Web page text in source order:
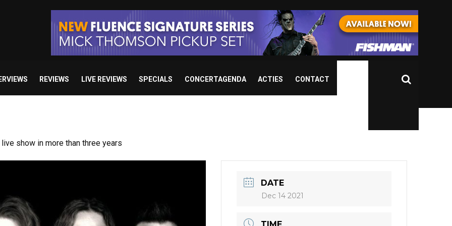
REVIEWS LIVE REVIEWS SPECIALS CONCERTAGENDA ACTIES CONTACT
live show in more than three years
DATE
Dec 14 2021